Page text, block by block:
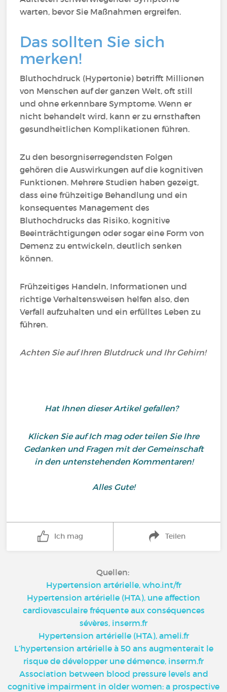
warten, bevor Sie Maßnahmen ergreifen.
Das sollten Sie sich
merken!
Bluthochdruck (Hypertonie) betrifft Millionen
von Menschen auf der ganzen Welt, oft still
und ohne erkennbare Symptome. Wenn er
nicht behandelt wird, kann er zu ernsthaften
gesundheitlichen Komplikationen führen.
Zu den besorgniserregendsten Folgen
gehören die Auswirkungen auf die kognitiven
Funktionen. Mehrere Studien haben gezeigt,
dass eine frühzeitige Behandlung und ein
konsequentes Management des
Bluthochdrucks das Risiko, kognitive
Beeinträchtigungen oder sogar eine Form von
Demenz zu entwickeln, deutlich senken
können.
Frühzeitiges Handeln, Informationen und
richtige Verhaltensweisen helfen also, den
Verfall aufzuhalten und ein erfülltes Leben zu
führen.
Achten Sie auf Ihren Blutdruck und Ihr Gehirn!
Hat Ihnen dieser Artikel gefallen?
Klicken Sie auf Ich mag oder teilen Sie Ihre
Gedanken und Fragen mit der Gemeinschaft
in den untenstehenden Kommentaren!
Alles Gute!
Ich mag Teilen
Quellen:
Hypertension artérielle, who.int/fr
Hypertension artérielle (HTA), une affection
cardiovasculaire fréquente aux conséquences
sévères, inserm.fr
Hypertension artérielle (HTA), ameli.fr
L’hypertension artérielle à 50 ans augmenterait le
risque de développer une démence, inserm.fr
Association between blood pressure levels and
cognitive impairment in older women: a prospective